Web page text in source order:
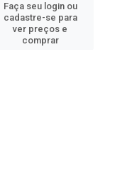
Faça seu login ou
cadastre-se para
ver preços e
comprar